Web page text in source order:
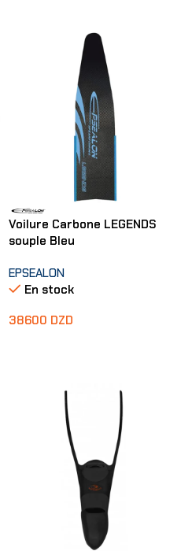
Voilure Carbone LEGENDS
souple Bleu
EPSEALON
En stock
38600 DZD